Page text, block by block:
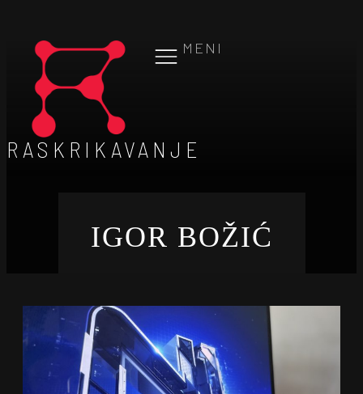
MENI
RASKRIKAVANJE
IGOR BOŽIĆ